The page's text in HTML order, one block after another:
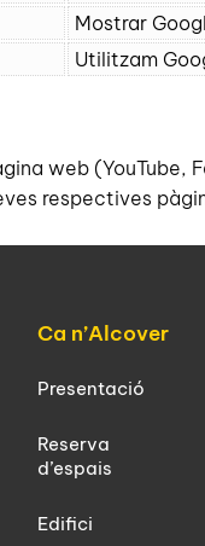
Mostrar
Utilitzam
web
respectives
Ca n’Alcover
Presentació
Reserva
d’espais
Edifici